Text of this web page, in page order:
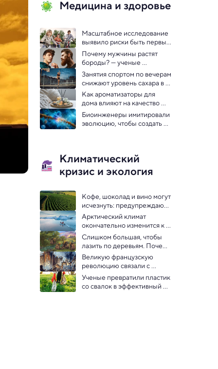
Медицина и здоровье
Масштабное исследование
выявило риски быть первым
ребенком
Почему мужчины растят
бороды? — ученые
исследовали это как
социальное явление
Занятия спортом по вечерам
снижают уровень сахара в
крови
Как ароматизаторы для
дома влияют на качество
воздуха
Биоинженеры имитировали
эволюцию, чтобы создать
Климатический
кризис и экология
Кофе, шоколад и вино могут
исчезнуть: предупреждают
геоинженеры
Арктический климат
окончательно изменится к
2050 году — ученые
Слишком большая, чтобы
лазить по деревьям. Почему
вымерли крупнейшие
обезьяны на Земле -
исследование
Великую французскую
революцию связали с
извержениями вулканов
Ученые превратили пластик
со свалок в эффективный